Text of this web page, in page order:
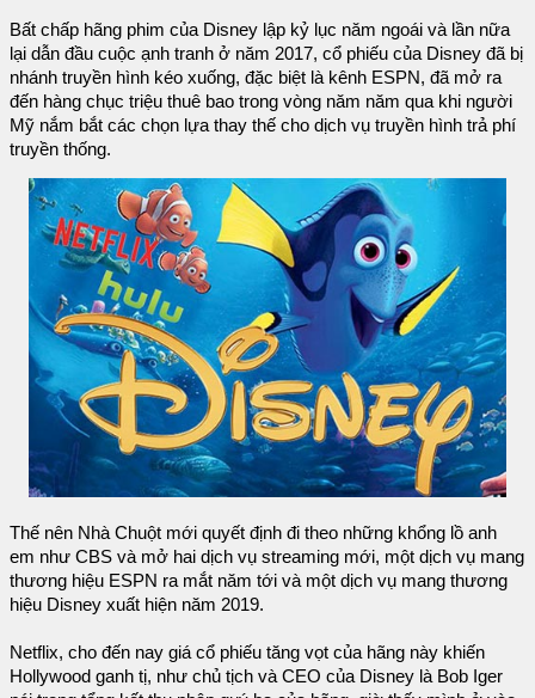
Bất chấp hãng phim của Disney lập kỷ lục năm ngoái và lần nữa
lại dẫn đầu cuộc ạnh tranh ở năm 2017, cổ phiếu của Disney đã bị
nhánh truyền hình kéo xuống, đặc biệt là kênh ESPN, đã mở ra
đến hàng chục triệu thuê bao trong vòng năm năm qua khi người
Mỹ nắm bắt các chọn lựa thay thế cho dịch vụ truyền hình trả phí
truyền thống.
Thế nên Nhà Chuột mới quyết định đi theo những khổng lồ anh
em như CBS và mở hai dịch vụ streaming mới, một dịch vụ mang
thương hiệu ESPN ra mắt năm tới và một dịch vụ mang thương
hiệu Disney xuất hiện năm 2019.
Netflix, cho đến nay giá cổ phiếu tăng vọt của hãng này khiến
Hollywood ganh tị, như chủ tịch và CEO của Disney là Bob Iger